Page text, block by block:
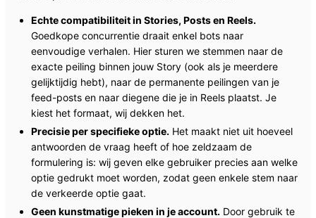
Echte compatibiliteit in Stories, Posts en Reels.
Goedkope concurrentie draait enkel bots naar
eenvoudige verhalen. Hier sturen we stemmen naar de
exacte peiling binnen jouw Story (ook als je meerdere
gelijktijdig hebt), naar de permanente peilingen van je
feed-posts en naar diegene die je in Reels plaatst. Je
kiest het formaat, wij dekken het.
Precisie per specifieke optie. Het maakt niet uit hoeveel
antwoorden de vraag heeft of hoe zeldzaam de
formulering is: wij geven elke gebruiker precies aan welke
optie gedrukt moet worden, zodat geen enkele stem naar
de verkeerde optie gaat.
Geen kunstmatige pieken in je account. Door gebruik te